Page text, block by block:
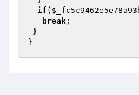
if (
break ;
}